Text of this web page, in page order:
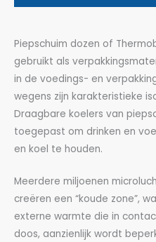
Piepschuim dozen of
gebruikt als
in de voedings- en
wegens zijn karakteristieke
Draagbare koelers van
toegepast om drinken en
en koel te houden.
Meerdere miljoenen
creëren een “koude zone”,
externe warmte die in
doos, aanzienlijk wordt